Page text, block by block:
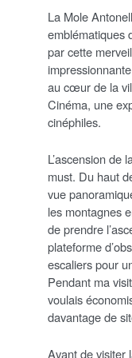
La Mole
emblématiques
par cette
au cœur de la
Cinéma, une
cinéphiles.
L’ascension de
must. Du haut
vue
les montagnes
de prendre
plateforme
escaliers pour
Pendant ma
voulais
davantage de
Avant de visiter